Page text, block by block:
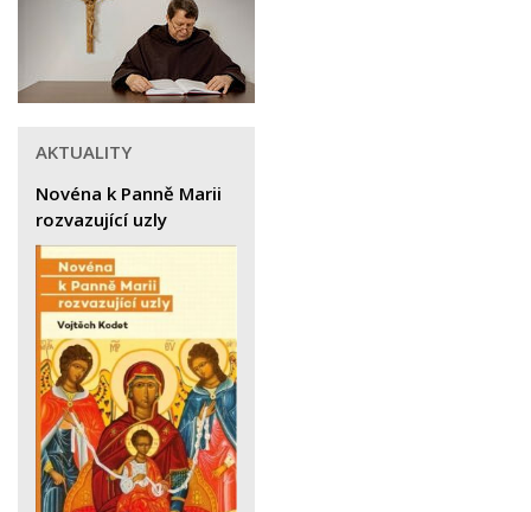
AKTUALITY
Novéna k Panně Marii
rozvazující uzly